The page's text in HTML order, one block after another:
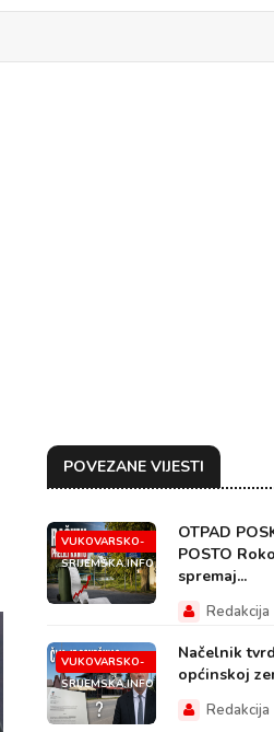
POVEZANE VIJESTI
VUKOVARSKO-
SRIJEMSKA.INFO
OTPAD
POSTO
spremaj...
Redakcija
VUKOVARSKO-
SRIJEMSKA.INFO
Načelnik
općinskoj
Redakcija